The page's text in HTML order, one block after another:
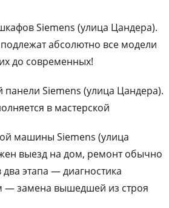
Siemens (улица Цандера).
абсолютно все модели
до современных!
Siemens (улица Цандера).
в мастерской
машины Siemens (улица
выезд на дом, ремонт обычно
два этапа — диагностика
— замена вышедшей из строя